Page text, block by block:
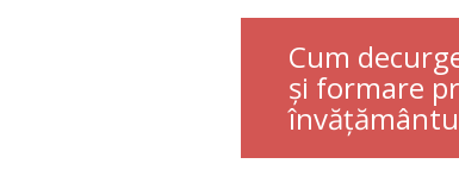
Cum
și formare